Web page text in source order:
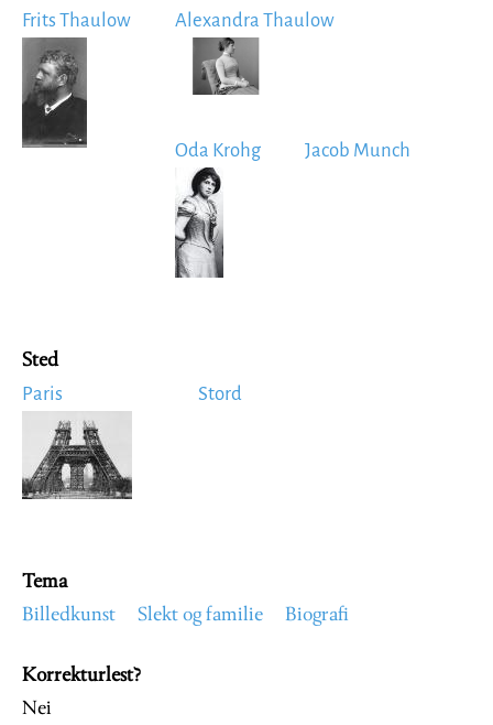
Frits Thaulow
Image
Alexandra Thaulow
Image
Oda Krohg
Image
Jacob Munch
Sted
Paris
Image
Stord
Tema
Billedkunst
Slekt og familie Biografi
Korrekturlest?
Nei